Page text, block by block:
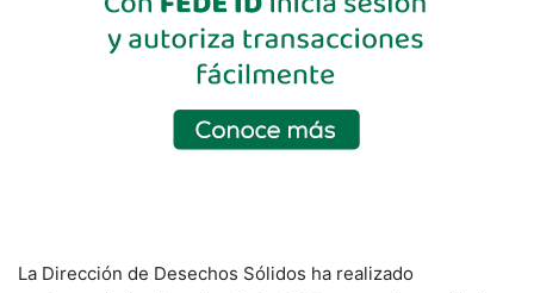
La Dirección de Desechos Sólidos ha realizado